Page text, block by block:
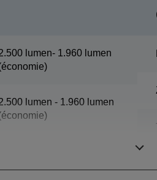
lumen- 1.960 lumen
lumen - 1.960 lumen